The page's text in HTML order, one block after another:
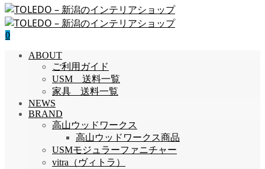
0
ABOUT
ご利用ガイド
USM 送料一覧
家具 送料一覧
NEWS
BRAND
高山ウッドワークス
高山ウッドワークス商品
USMモジュラーファニチャー
vitra（ヴィトラ）